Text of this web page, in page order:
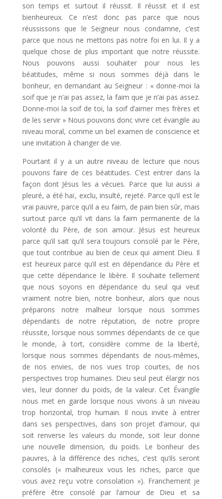
son temps et surtout il réussit. Il réussit et il est
bienheureux. Ce n’est donc pas parce que nous
réussissons que le Seigneur nous condamne, c’est
parce que nous ne mettons pas notre foi en lui. Il y a
quelque chose de plus important que notre réussite.
Nous pouvons aussi souhaiter pour nous les
béatitudes, même si nous sommes déjà dans le
bonheur, en demandant au Seigneur : « donne-moi la
soif que je n’ai pas assez, la faim que je n’ai pas assez.
Donne-moi la soif de toi, la soif d’aimer mes frères et
de les servir » Nous pouvons donc vivre cet évangile au
niveau moral, comme un bel examen de conscience et
une invitation à changer de vie.
Pourtant il y a un autre niveau de lecture que nous
pouvons faire de ces béatitudes. C’est entrer dans la
façon dont Jésus les a vécues. Parce que lui aussi a
pleuré, a été haï, exclu, insulté, rejeté. Parce qu’il est le
vrai pauvre, parce qu’il a eu faim, de pain bien sûr, mais
surtout parce qu’il vit dans la faim permanente de la
volonté du Père, de son amour. Jésus est heureux
parce qu’il sait qu’il sera toujours consolé par le Père,
que tout contribue au bien de ceux qui aiment Dieu. Il
est heureux parce qu’il est en dépendance du Père et
que cette dépendance le libère. Il souhaite tellement
que nous soyons en dépendance du seul qui veut
vraiment notre bien, notre bonheur, alors que nous
préparons notre malheur lorsque nous sommes
dépendants de notre réputation, de notre propre
réussite, lorsque nous sommes dépendants de ce que
le monde, à tort, considère comme de la liberté,
lorsque nous sommes dépendants de nous-mêmes,
de nos envies, de nos vues trop courtes, de nos
perspectives trop humaines. Dieu seul peut élargir nos
vies, leur donner du poids, de la valeur. Cet Évangile
nous met en garde lorsque nous vivons à un niveau
trop horizontal, trop humain. Il nous invite à entrer
dans ses perspectives, dans son projet d’amour, qui
soit renverse les valeurs du monde, soit leur donne
une nouvelle dimension, du poids. Le bonheur des
pauvres, à la différence des riches, c’est qu’ils seront
consolés (« malheureux vous les riches, parce que
vous avez reçu votre consolation »). Franchement je
préfère être consolé par l’amour de Dieu et sa